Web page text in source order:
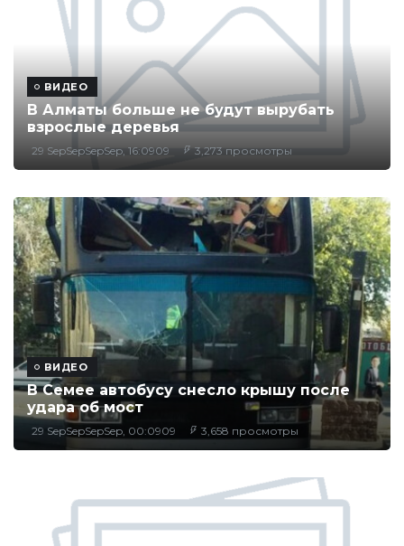
ВИДЕО
В Алматы больше не будут вырубать
взрослые деревья
29 SepSepSepSep, 16:0909 3,273 просмотры
ВИДЕО
В Семее автобусу снесло крышу после
удара об мост
29 SepSepSepSep, 00:0909 3,658 просмотры